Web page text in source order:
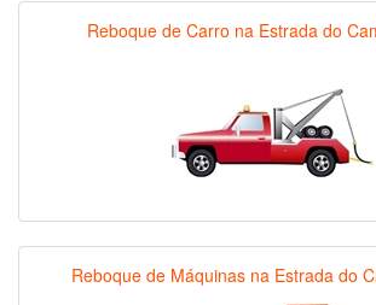
Reboque de Carro na Estrada do
Reboque de Máquinas na Estrada do